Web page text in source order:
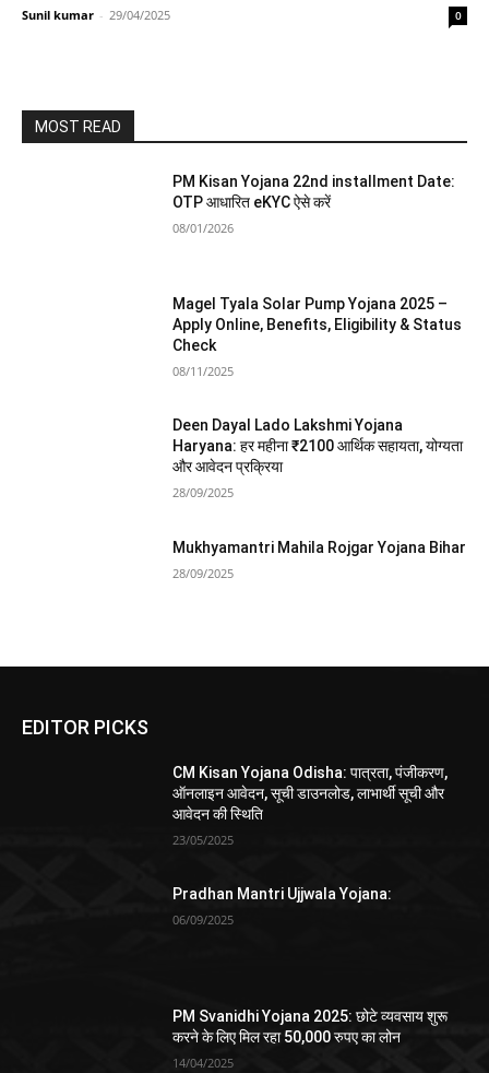
Sunil kumar - 29/04/2025 0
MOST READ
PM Kisan Yojana 22nd installment Date:
OTP आधारित eKYC ऐसे करें
08/01/2026
Magel Tyala Solar Pump Yojana 2025 –
Apply Online, Benefits, Eligibility & Status
Check
08/11/2025
Deen Dayal Lado Lakshmi Yojana
Haryana: हर महीना ₹2100 आर्थिक सहायता, योग्यता
और आवेदन प्रक्रिया
28/09/2025
Mukhyamantri Mahila Rojgar Yojana Bihar
28/09/2025
EDITOR PICKS
CM Kisan Yojana Odisha: पात्रता, पंजीकरण,
ऑनलाइन आवेदन, सूची डाउनलोड, लाभार्थी सूची और
आवेदन की स्थिति
23/05/2025
Pradhan Mantri Ujjwala Yojana:
06/09/2025
PM Svanidhi Yojana 2025: छोटे व्यवसाय शुरू
करने के लिए मिल रहा 50,000 रुपए का लोन
14/04/2025